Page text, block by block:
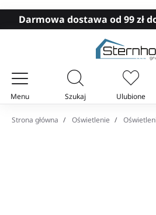
Darmowa dostawa od 99 zł
Menu Szukaj Ulubione
Twój koszyk
Strona główna Oświetlenie